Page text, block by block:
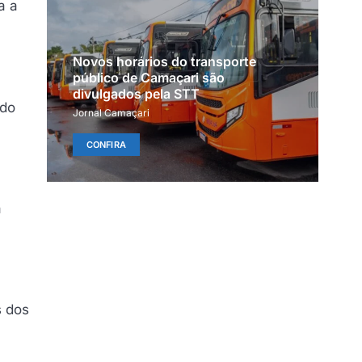
a
dos
Novos horários do transporte
público de Camaçari são
divulgados pela STT
Jornal Camaçari
CONFIRA